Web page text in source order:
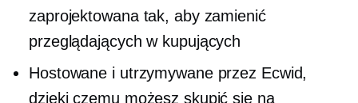
zaprojektowana tak, aby zamienić
przeglądających w kupujących
Hostowane i utrzymywane przez Ecwid,
dzięki czemu możesz skupić się na